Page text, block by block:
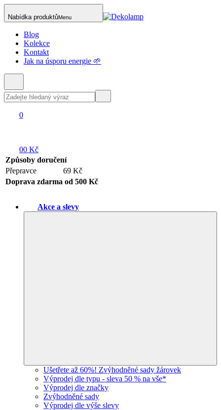
Nabídka produktůMenu
Blog
Kolekce
Kontakt
Jak na úsporu energie 🌱
0
00 Kč
Způsoby doručení
Přepravce
69 Kč
Doprava zdarma od 500 Kč
Akce a slevy
Ušetřete až 60%! Zvýhodněné sady žárovek
Výprodej dle typu - sleva 50 % na vše*
Výprodej dle značky
Zvýhodněné sady
Výprodej dle výše slevy